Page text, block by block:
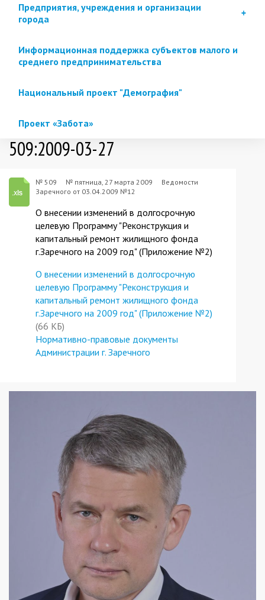
Предприятия, учреждения и организации
города
Информационная поддержка субъектов малого и
среднего предпринимательства
Национальный проект "Демография"
Проект «Забота»
509:2009-03-27
№ 509 № пятница, 27 марта 2009
Ведомости
Заречного от 03.04.2009 №12
О внесении изменений в долгосрочную
целевую Программу "Реконструкция и
капитальный ремонт жилищного фонда
г.Заречного на 2009 год" (Приложение №2)
О внесении изменений в долгосрочную
целевую Программу "Реконструкция и
капитальный ремонт жилищного фонда
г.Заречного на 2009 год" (Приложение №2)
(66 КБ)
Нормативно-правовые документы
Администрации г. Заречного